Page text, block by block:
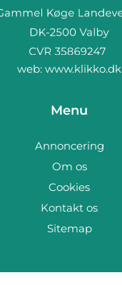
web: www.klikko.dk
Menu
Annoncering
Om os
Cookies
Kontakt os
Sitemap